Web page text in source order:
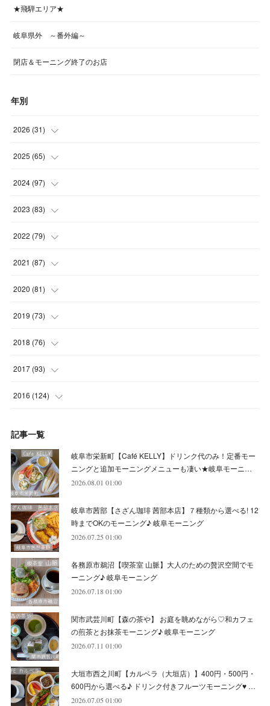
★飛騨エリア★
岐阜県外 ～番外編～
閉店＆モーニング終了のお店
年別
2026 (31)
(4
(4
(5
(4
2025 (65)
(5
(6
(6
(6
(5
(7)
2024 (97)
(5
(7
(7
(8
(10
(6)
(10)
2023 (83)
(6
(7
(7
(9
(6
(5)
(6)
(8)
2022 (79)
(4
(8
(10 )
(7
(7
(9)
(4)
(6)
2021 (87)
(12 )
(9
(11 )
(1
(7
(11)
(7)
(9)
(2)
2020 (81)
(10 )
(11 )
(8
(7)
(7
(7)
(5)
(1)
(8)
(4)
(7)
2019 (73)
(4
(6
(4)
(4)
(5)
(4)
(4)
(10)
(10)
(6)
2018 (76)
(9
(3)
(7)
(8)
(7)
(6)
(5)
(6)
(8)
(8)
2017 (93)
(7)
(5)
(8)
(8)
(8)
(9)
(9)
(9)
(7)
(11)
2016 (124)
(12)
(10)
(10)
(12)
(16)
(9)
(13)
(8)
(6)
(12)
(6)
記事一覧
岐阜市栄新町【Café KELLY】ドリンク代のみ！定番モー
ニングと追加モーニングメニューも凄い★岐阜モーニ…
2026.08.01 01:00
岐阜市茜部【さざん珈琲 茜部本店】７種類から選べる! 12
時までOKのモーニング♪ 岐阜モーニング
2026.07.25 01:00
各務原市鵜沼【喫茶室 山脈】大人のための贅沢空間でモ
ーニング♪ 岐阜モーニング
2026.07.18 01:00
関市武芸川町【森の茶や】 お庭を眺めながら♡和カフェ
の煎茶とお抹茶モーニング♪ 岐阜モーニング
2026.07.11 01:00
大垣市西之川町【カルベラ（大垣店）】400円・500円・
600円から選べる♪ ドリンク付きフルーツモーニング♥ …
2026.07.05 01:00